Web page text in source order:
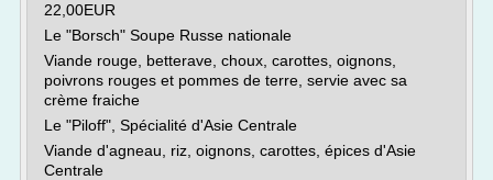
22,00EUR
Le "Borsch" Soupe Russe nationale
Viande rouge, betterave, choux, carottes, oignons,
poivrons rouges et pommes de terre, servie avec sa
crème fraiche
Le "Piloff", Spécialité d'Asie Centrale
Viande d'agneau, riz, oignons, carottes, épices d'Asie
Centrale